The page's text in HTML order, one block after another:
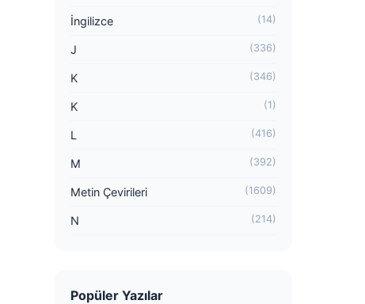
İngilizce (14)
J (336)
K (346)
K (1)
L (416)
M (392)
Metin Çevirileri (1609)
N (214)
Popüler Yazılar